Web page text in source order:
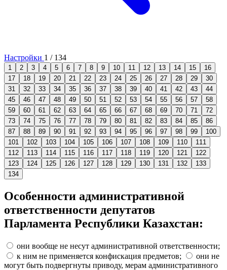
Настройки 1 / 134
1 2 3 4 5 6 7 8 9 10 11 12 13 14 15
16
17
18 19 20 21 22 23 24 25 26 27 28 29
30
31
32 33 34 35 36 37 38 39 40 41 42 43
44
45
46 47 48 49 50 51 52 53 54 55 56 57
58
59
60 61 62 63 64 65 66 67 68 69 70 71
72
73
74 75 76 77 78 79 80 81 82 83 84 85
86
87
88 89 90 91 92 93 94 95 96 97 98 99
100
101
102 103 104 105 106 107 108 109 110
111
112
113 114 115 116 117 118 119 120 121
122
123
124 125 126 127 128 129 130 131 132
133
134
Особенности административной
ответственности депутатов
Парламента Республики Казахстан:
они вообще не несут административной ответственности;
к ним не применяется конфискация предметов;
они не
могут быть подвергнуты приводу, мерам административного